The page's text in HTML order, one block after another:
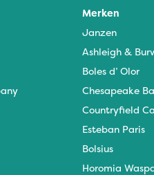
Merken
Janzen
Ashleigh &
Boles d’ Olor
Chesapeake
Countryfield
Esteban Paris
Bolsius
Horomia